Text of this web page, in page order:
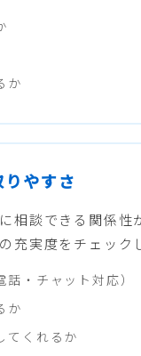
か
やすさ
相談できる関係性
充実度をチェック
・チャット対応）
か
てくれるか